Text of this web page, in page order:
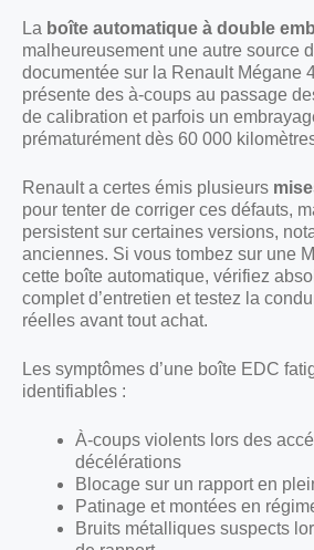
La boîte automatique à double
malheureusement une autre source
documentée sur la Renault Mégane
présente des à-coups au passage
de calibration et parfois un
prématurément dès 60 000
Renault a certes émis plusieurs
pour tenter de corriger ces défauts,
persistent sur certaines versions,
anciennes. Si vous tombez sur une
cette boîte automatique, vérifiez
complet d’entretien et testez la
réelles avant tout achat.
Les symptômes d’une boîte EDC
identifiables :
À-coups violents lors des
décélérations
Blocage sur un rapport en
Patinage et montées en
Bruits métalliques suspects